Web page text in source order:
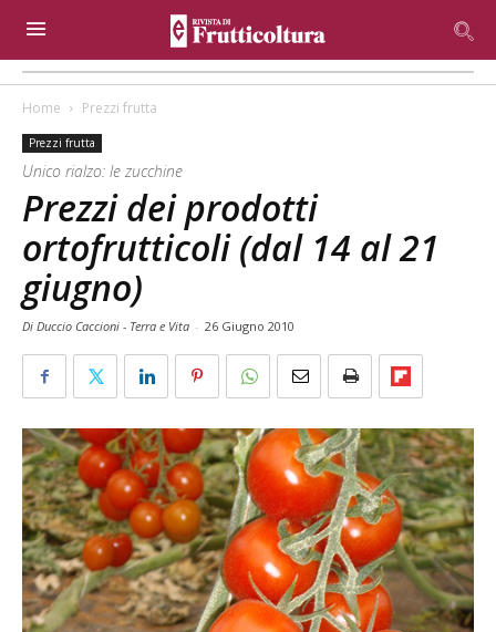
Home Prezzi frutta
Prezzi frutta
Unico rialzo: le zucchine
Prezzi dei prodotti
ortofrutticoli (dal 14 al 21
giugno)
Di Duccio Caccioni - Terra e Vita - 26 Giugno 2010